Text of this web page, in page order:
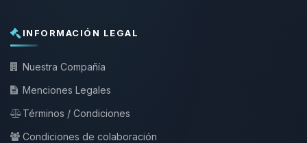
INFORMACIÓN LEGAL
Nuestra Compañía
Menciones Legales
Términos / Condiciones
Condiciones de colaboración